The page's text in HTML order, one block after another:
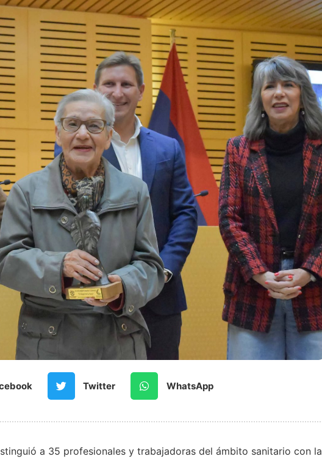
Twitter WhatsApp
a 35 profesionales y trabajadoras del ámbito sanitario con la